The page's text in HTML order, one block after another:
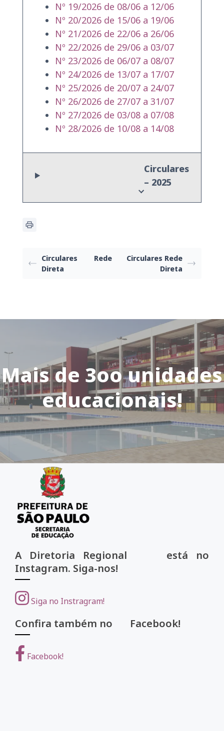
Nº 19/2026 de 08/06 a 12/06
Nº 20/2026 de 15/06 a 19/06
Nº 21/2026 de 22/06 a 26/06
Nº 22/2026 de 29/06 a 03/07
Nº 23/2026 de 06/07 a 08/07
Nº 24/2026 de 13/07 a 17/07
Nº 25/2026 de 20/07 a 24/07
Nº 26/2026 de 27/07 a 31/07
Nº 27/2026 de 03/08 a 07/08
Nº 28/2026 de 10/08 a 14/08
Circulares
– 2025
Circulares Rede
Direta
Circulares Rede
Direta
Mais de 3oo unidades
educacionais!
A Diretoria Regional está no
Instagram. Siga-nos!
Siga no Instragram!
Confira também no Facebook!
Facebook!